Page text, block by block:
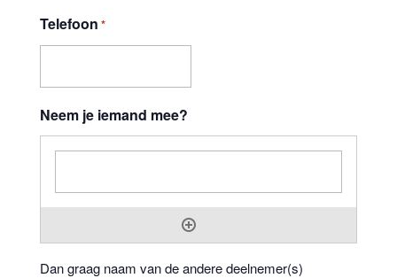
Telefoon *
Neem je iemand mee?
Dan graag naam van de andere deelnemer(s)